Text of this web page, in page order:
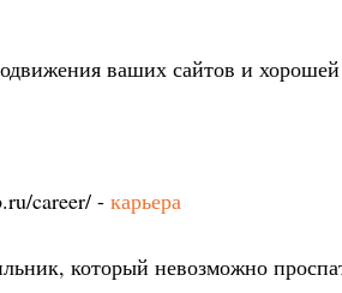
ваших сайтов и хорошей
career/ - карьера
который невозможно